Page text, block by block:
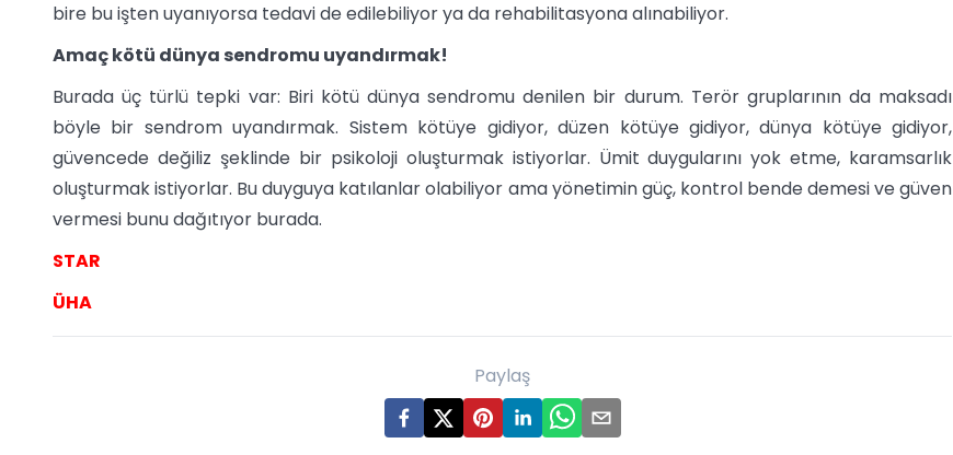
bire bu işten uyanıyorsa tedavi de edilebiliyor ya da rehabilitasyona alınabiliyor.
Amaç kötü dünya sendromu uyandırmak!
Burada üç türlü tepki var: Biri kötü dünya sendromu denilen bir durum. Terör gruplarının da maksadı
böyle bir sendrom uyandırmak. Sistem kötüye gidiyor, düzen kötüye gidiyor, dünya kötüye gidiyor,
güvencede değiliz şeklinde bir psikoloji oluşturmak istiyorlar. Ümit duygularını yok etme, karamsarlık
oluşturmak istiyorlar. Bu duyguya katılanlar olabiliyor ama yönetimin güç, kontrol bende demesi ve güven
vermesi bunu dağıtıyor burada.
STAR
ÜHA
Paylaş